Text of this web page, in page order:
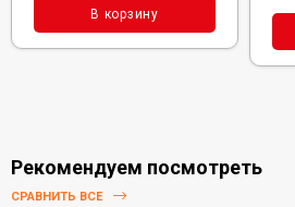
В корзину
Рекомендуем посмотреть
СРАВНИТЬ ВСЕ